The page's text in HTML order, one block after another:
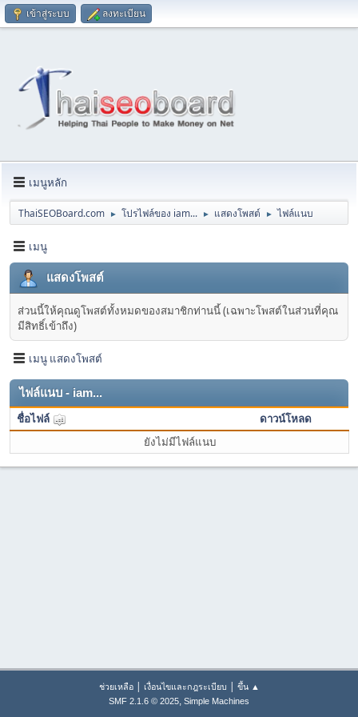
เข้าสู่ระบบ ลงทะเบียน
เมนูหลัก
ThaiSEOBoard.com ► โปรไฟล์ของ iam... ► แสดงโพสต์ ► ไฟล์แนบ
เมนู
แสดงโพสต์
ส่วนนี้ให้คุณดูโพสต์ทั้งหมดของสมาชิกท่านนี้ (เฉพาะโพสต์ในส่วนที่คุณ
มีสิทธิ์เข้าถึง)
เมนู แสดงโพสต์
ไฟล์แนบ - iam...
ชื่อไฟล์
ดาวน์โหลด
ยังไม่มีไฟล์แนบ
ช่วยเหลือ| เงื่อนไขและกฎระเบียบ | ขึ้น ▲
SMF 2.1.6 © 2025, Simple Machines